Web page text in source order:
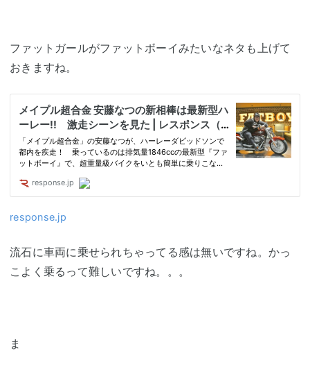
ファットガールがファットボーイみたいなネタも上げて
おきますね。
response.jp
流石に車両に乗せられちゃってる感は無いですね。かっ
こよく乗るって難しいですね。。。
ま